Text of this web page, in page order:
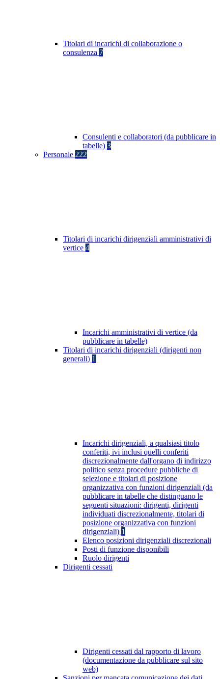
Titolari di incarichi di collaborazione o
consulenza 7
Consulenti e collaboratori (da pubblicare in
tabelle) 3
Personale 222
Titolari di incarichi dirigenziali amministrativi di
vertice 4
Incarichi amministrativi di vertice (da
pubblicare in tabelle)
Titolari di incarichi dirigenziali (dirigenti non
generali) 1
Incarichi dirigenziali, a qualsiasi titolo
conferiti, ivi inclusi quelli conferiti
discrezionalmente dall'organo di indirizzo
politico senza procedure pubbliche di
selezione e titolari di posizione
organizzativa con funzioni dirigenziali (da
pubblicare in tabelle che distinguano le
seguenti situazioni: dirigenti, dirigenti
individuati discrezionalmente, titolari di
posizione organizzativa con funzioni
dirigenziali) 1
Elenco posizioni dirigenziali discrezionali
Posti di funzione disponibili
Ruolo dirigenti
Dirigenti cessati
Dirigenti cessati dal rapporto di lavoro
(documentazione da pubblicare sul sito
web)